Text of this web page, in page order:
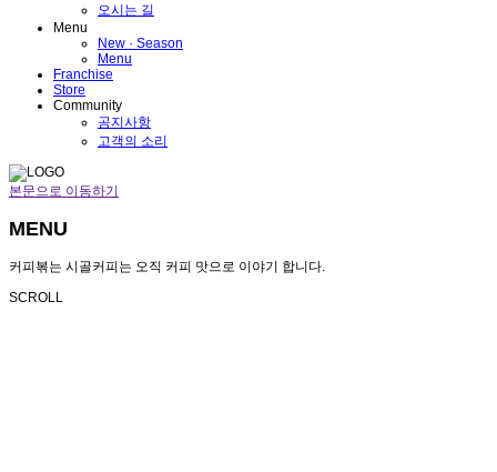
오시는 길
Menu
New · Season
Menu
Franchise
Store
Community
공지사항
고객의 소리
본문으로 이동하기
MENU
커피볶는 시골커피는 오직 커피 맛으로 이야기 합니다.
SCROLL